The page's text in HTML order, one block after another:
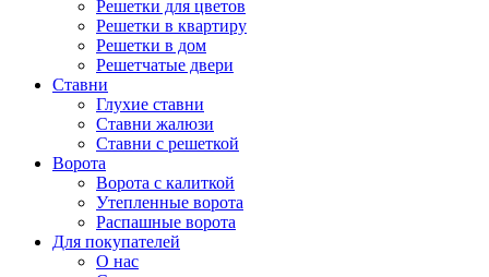
Решетки для цветов
Решетки в квартиру
Решетки в дом
Решетчатые двери
Ставни
Глухие ставни
Ставни жалюзи
Ставни с решеткой
Ворота
Ворота с калиткой
Утепленные ворота
Распашные ворота
Для покупателей
О нас